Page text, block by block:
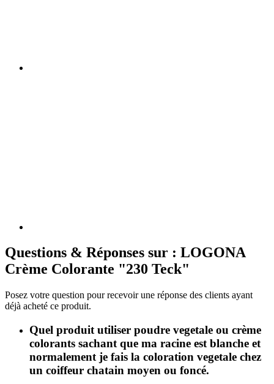
Questions & Réponses sur : LOGONA
Crème Colorante "230 Teck"
Posez votre question pour recevoir une réponse des clients ayant
déjà acheté ce produit.
Quel produit utiliser poudre vegetale ou crème
colorants sachant que ma racine est blanche et
normalement je fais la coloration vegetale chez
un coiffeur chatain moyen ou foncé.